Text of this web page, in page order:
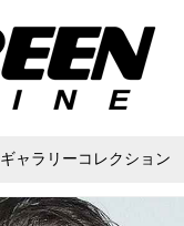
ギャラリーコレクション